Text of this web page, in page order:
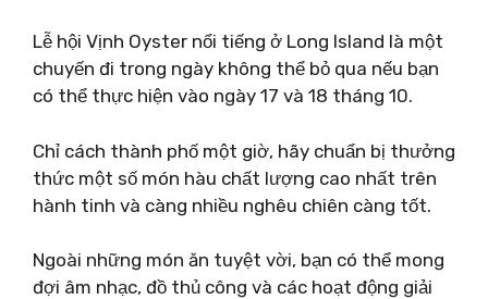
Lễ hội Vịnh Oyster nổi tiếng ở Long Island là một
chuyến đi trong ngày không thể bỏ qua nếu bạn
có thể thực hiện vào ngày 17 và 18 tháng 10.
Chỉ cách thành phố một giờ, hãy chuẩn bị thưởng
thức một số món hàu chất lượng cao nhất trên
hành tinh và càng nhiều nghêu chiên càng tốt.
Ngoài những món ăn tuyệt vời, bạn có thể mong
đợi âm nhạc, đồ thủ công và các hoạt động giải